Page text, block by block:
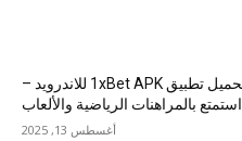
عنوان: تحميل تطبيق 1xBet APK للاندرويد –
استمتع بالمراهنات الرياضية والألعاب
أغسطس 13, 2025